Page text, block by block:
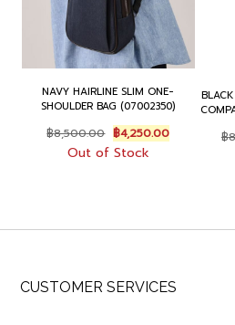
NAVY HAIRLINE SLIM ONE-
SHOULDER BAG (07002350)
฿8,500.00 Original
price
was:
฿4,250.00Current
price
Out of Stock
฿
CUSTOMER SERVICES